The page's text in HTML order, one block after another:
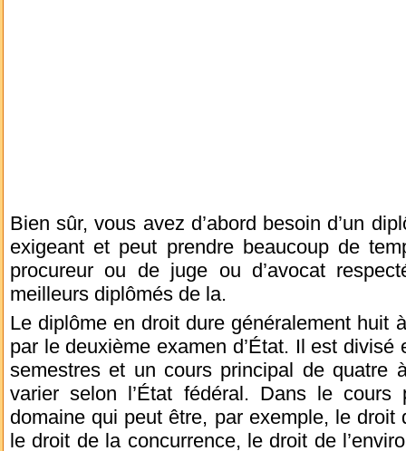
Bien sûr, vous avez d’abord besoin d’un
exigeant et peut prendre beaucoup de
procureur ou de juge ou d’avocat
meilleurs diplômés de la.
Le diplôme en droit dure généralement huit
par le deuxième examen d’État. Il est
semestres et un cours principal de quatre
varier selon l’État fédéral. Dans le cours
domaine qui peut être, par exemple, le
le droit de la concurrence, le droit de